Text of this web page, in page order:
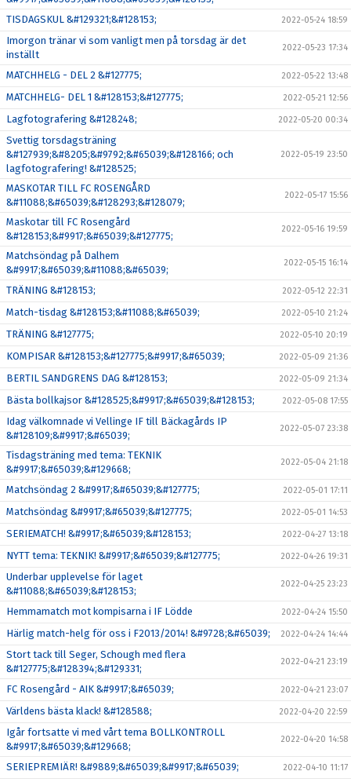
TISDAGSKUL &#129321;&#128153; 2022-05-24 18:59
Imorgon tränar vi som vanligt men på torsdag är det
inställt
2022-05-23 17:34
MATCHHELG - DEL 2 &#127775; 2022-05-22 13:48
MATCHHELG- DEL 1 &#128153;&#127775; 2022-05-21 12:56
Lagfotografering &#128248; 2022-05-20 00:34
Svettig torsdagsträning
&#127939;&#8205;&#9792;&#65039;&#128166; och
lagfotografering! &#128525;
2022-05-19 23:50
MASKOTAR TILL FC ROSENGÅRD
&#11088;&#65039;&#128293;&#128079;
2022-05-17 15:56
Maskotar till FC Rosengård
&#128153;&#9917;&#65039;&#127775;
2022-05-16 19:59
Matchsöndag på Dalhem
&#9917;&#65039;&#11088;&#65039;
2022-05-15 16:14
TRÄNING &#128153; 2022-05-12 22:31
Match-tisdag &#128153;&#11088;&#65039; 2022-05-10 21:24
TRÄNING &#127775; 2022-05-10 20:19
KOMPISAR &#128153;&#127775;&#9917;&#65039; 2022-05-09 21:36
BERTIL SANDGRENS DAG &#128153; 2022-05-09 21:34
Bästa bollkajsor &#128525;&#9917;&#65039;&#128153; 2022-05-08 17:55
Idag välkomnade vi Vellinge IF till Bäckagårds IP
&#128109;&#9917;&#65039;
2022-05-07 23:38
Tisdagsträning med tema: TEKNIK
&#9917;&#65039;&#129668;
2022-05-04 21:18
Matchsöndag 2 &#9917;&#65039;&#127775; 2022-05-01 17:11
Matchsöndag &#9917;&#65039;&#127775; 2022-05-01 14:53
SERIEMATCH! &#9917;&#65039;&#128153; 2022-04-27 13:18
NYTT tema: TEKNIK! &#9917;&#65039;&#127775; 2022-04-26 19:31
Underbar upplevelse för laget
&#11088;&#65039;&#128153;
2022-04-25 23:23
Hemmamatch mot kompisarna i IF Lödde 2022-04-24 15:50
Härlig match-helg för oss i F2013/2014! &#9728;&#65039; 2022-04-24 14:44
Stort tack till Seger, Schough med flera
&#127775;&#128394;&#129331;
2022-04-21 23:19
FC Rosengård - AIK &#9917;&#65039; 2022-04-21 23:07
Världens bästa klack! &#128588; 2022-04-20 22:59
Igår fortsatte vi med vårt tema BOLLKONTROLL
&#9917;&#65039;&#129668;
2022-04-20 14:58
SERIEPREMIÄR! &#9889;&#65039;&#9917;&#65039; 2022-04-10 11:17